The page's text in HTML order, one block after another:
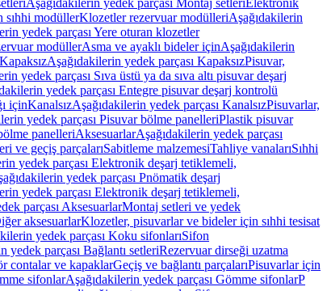
Aşağıdakilerin yedek parçası Montaj setleriElektronik
modüllerKlozetler rezervuar modülleriAşağıdakilerin
yedek parçası Yere oturan klozetler
modüllerAsma ve ayaklı bideler içinAşağıdakilerin
KapaksızAşağıdakilerin yedek parçası KapaksızPisuvar,
yedek parçası Sıva üstü ya da sıva altı pisuvar deşarj
yedek parçası Entegre pisuvar deşarj kontrolü
içinKanalsızAşağıdakilerin yedek parçası KanalsızPisuvarlar,
yedek parçası Pisuvar bölme panelleriPlastik pisuvar
panelleriAksesuarlarAşağıdakilerin yedek parçası
ve geçiş parçalarıSabitleme malzemesiTahliye vanalarıSıhhi
yedek parçası Elektronik deşarj tetiklemeli,
yedek parçası Pnömatik deşarj
yedek parçası Elektronik deşarj tetiklemeli,
parçası AksesuarlarMontaj setleri ve yedek
aksesuarlarKlozetler, pisuvarlar ve bideler için sıhhi tesisat
yedek parçası Koku sifonlarıSifon
yedek parçası Bağlantı setleriRezervuar dirseği uzatma
contalar ve kapaklarGeçiş ve bağlantı parçalarıPisuvarlar için
sifonlarAşağıdakilerin yedek parçası Gömme sifonlarP